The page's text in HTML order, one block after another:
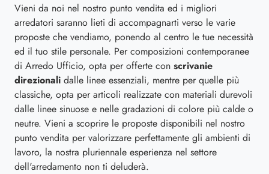
Vieni da noi nel nostro punto vendita ed i migliori
arredatori saranno lieti di accompagnarti verso le varie
proposte che vendiamo, ponendo al centro le tue necessità
ed il tuo stile personale. Per composizioni contemporanee
di Arredo Ufficio, opta per offerte con scrivanie
direzionali dalle linee essenziali, mentre per quelle più
classiche, opta per articoli realizzate con materiali durevoli
dalle linee sinuose e nelle gradazioni di colore più calde o
neutre. Vieni a scoprire le proposte disponibili nel nostro
punto vendita per valorizzare perfettamente gli ambienti di
lavoro, la nostra pluriennale esperienza nel settore
dell'arredamento non ti deluderà.